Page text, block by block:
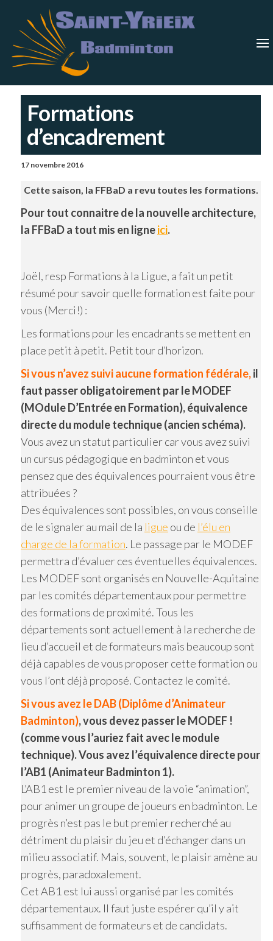
the
content
Formations
d’encadrement
17 novembre 2016
Cette saison, la FFBaD a revu toutes les formations.
Pour tout connaitre de la nouvelle architecture,
la FFBaD a tout mis en ligneici.
Joël, resp Formations à la Ligue, a fait un petit
résumé pour savoir quelle formation est faite pour
vous (Merci!) :
Les formations pour les encadrants se mettent en
place petit à petit. Petit tour d’horizon.
Si vous n’avez suivi aucune formation fédérale,il
faut passer obligatoirement par le MODEF
(MOdule D’Entrée en Formation), équivalence
directe du module technique (ancien schéma).
Vous avez un statut particulier car vous avez suivi
un cursus pédagogique en badminton et vous
pensez que des équivalences pourraient vous être
attribuées ?
Des équivalences sont possibles, on vous conseille
de le signaler au mail de la ligue ou de l’élu en
charge de la formation. Le passage par le MODEF
permettra d’évaluer ces éventuelles équivalences.
Les MODEF sont organisés en Nouvelle-Aquitaine
par les comités départementaux pour permettre
des formations de proximité. Tous les
départements sont actuellement à la recherche de
lieu d’accueil et de formateurs mais beaucoup sont
déjà capables de vous proposer cette formation ou
vous l’ont déjà proposé. Contactez le comité.
Si vous avez le DAB (Diplôme d’Animateur
Badminton), vous devez passer le MODEF !
(comme vous l’auriez fait avec le module
technique). Vous avez l’équivalence directe pour
l’AB1 (Animateur Badminton 1).
L’AB1 est le premier niveau de la voie “animation”,
pour animer un groupe de joueurs en badminton. Le
progrès n’est pas le but premier recherché au
détriment du plaisir du jeu et d’échanger dans un
milieu associatif. Mais, souvent, le plaisir amène au
progrès, paradoxalement.
Cet AB1 est lui aussi organisé par les comités
départementaux. Il faut juste espérer qu’il y ait
suffisamment de formateurs et de candidats.